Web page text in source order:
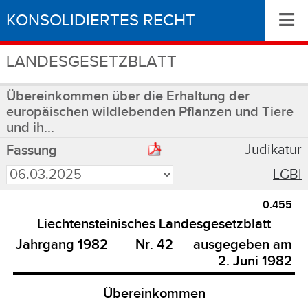
KONSOLIDIERTES RECHT
LANDESGESETZBLATT
≡
Übereinkommen über die Erhaltung der
europäischen wildlebenden Pflanzen und Tiere
und ih...
Fassung
Judikatur
LGBl